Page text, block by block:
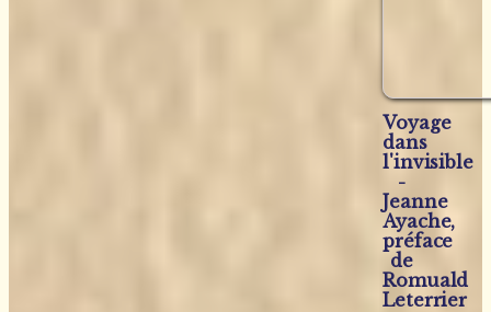
Voyage
dans
l'invisible
-
Jeanne
Ayache,
préface
de
Romuald
Leterrier